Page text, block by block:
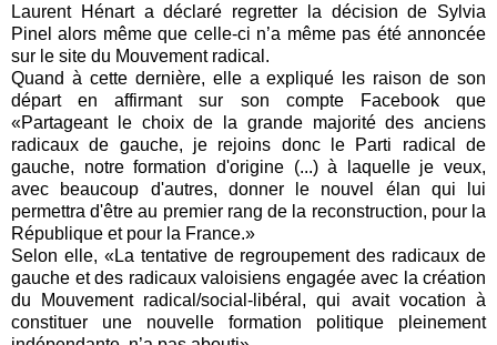
Laurent Hénart a déclaré regretter la décision de Sylvia
Pinel alors même que celle-ci n’a même pas été annoncée
sur le site du Mouvement radical.
Quand à cette dernière, elle a expliqué les raison de son
départ en affirmant sur son compte Facebook que
«Partageant le choix de la grande majorité des anciens
radicaux de gauche, je rejoins donc le Parti radical de
gauche, notre formation d'origine (...) à laquelle je veux,
avec beaucoup d'autres, donner le nouvel élan qui lui
permettra d'être au premier rang de la reconstruction, pour la
République et pour la France.»
Selon elle, «La tentative de regroupement des radicaux de
gauche et des radicaux valoisiens engagée avec la création
du Mouvement radical/social-libéral, qui avait vocation à
constituer une nouvelle formation politique pleinement